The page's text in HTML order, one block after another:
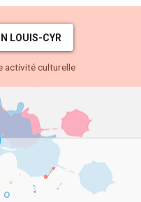
LOUIS-CYR
activité culturelle
de
page